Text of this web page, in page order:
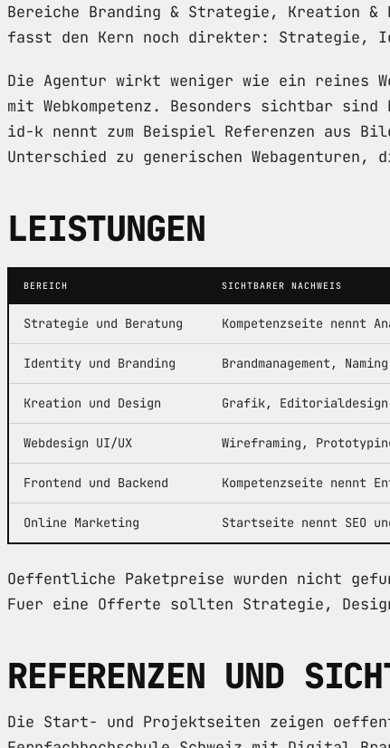
Bereiche Branding & Strategie, Kreation &
fasst den Kern noch direkter: Strategie,
Die Agentur wirkt weniger wie ein reines
mit Webkompetenz. Besonders sichtbar sind
id-k nennt zum Beispiel Referenzen aus
Unterschied zu generischen Webagenturen,
LEISTUNGEN
BEREICH SICHTBARER NACHWEIS
Strategie und Beratung Kompetenzseite nennt
Identity und Branding Brandmanagement,
Kreation und Design Grafik,
Webdesign UI/UX Wireframing,
Frontend und Backend Kompetenzseite nennt
Online Marketing Startseite nennt SEO
Oeffentliche Paketpreise wurden nicht
Fuer eine Offerte sollten Strategie,
REFERENZEN UND
Die Start- und Projektseiten zeigen